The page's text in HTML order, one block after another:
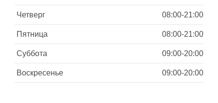
Четверг 08:00-21:00
Пятница 08:00-21:00
Суббота 09:00-20:00
Воскресенье 09:00-20:00